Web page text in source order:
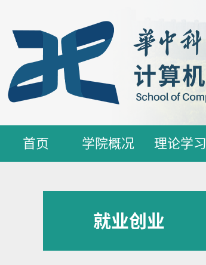
首页 学院概况 理论学习
就业创业